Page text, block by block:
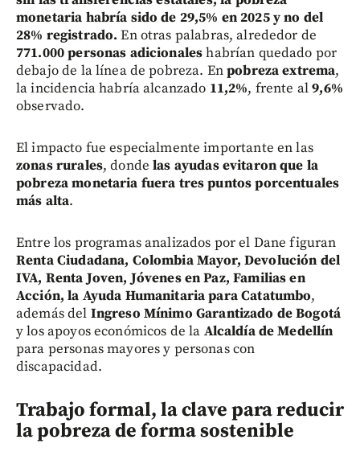
monetaria habría sido de 29,5% en 2025 y no del
28% registrado.En otras palabras, alrededor de
771.000 personas adicionaleshabrían quedado por
debajo de la línea de pobreza. Enpobreza extrema,
la incidencia habría alcanzado 11,2%, frente al9,6%
observado.
El impacto fue especialmente importante en las
zonas rurales, dondelas ayudas evitaron que la
pobreza monetaria fuera tres puntos porcentuales
más alta.
Entre los programas analizados por el Dane figuran
Renta Ciudadana, Colombia Mayor, Devolución del
IVA, Renta Joven, Jóvenes en Paz, Familias en
Acción, la Ayuda Humanitaria para Catatumbo,
además del Ingreso Mínimo Garantizado de Bogotá
y los apoyos económicos de la Alcaldía de Medellín
para personas mayores y personas con
discapacidad.
Trabajo formal, la clave para reducir
la pobreza de forma sostenible